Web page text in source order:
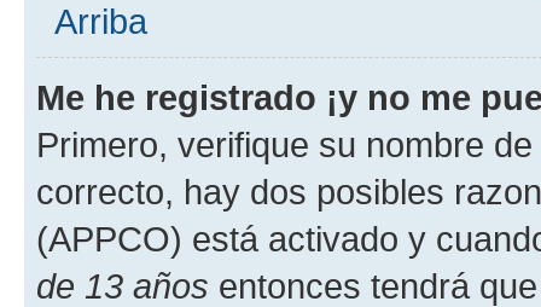
Arriba
Me he registrado ¡y no me
Primero, verifique su nombre
correcto, hay dos posibles
(APPCO) está activado y
de 13 años entonces tendrá